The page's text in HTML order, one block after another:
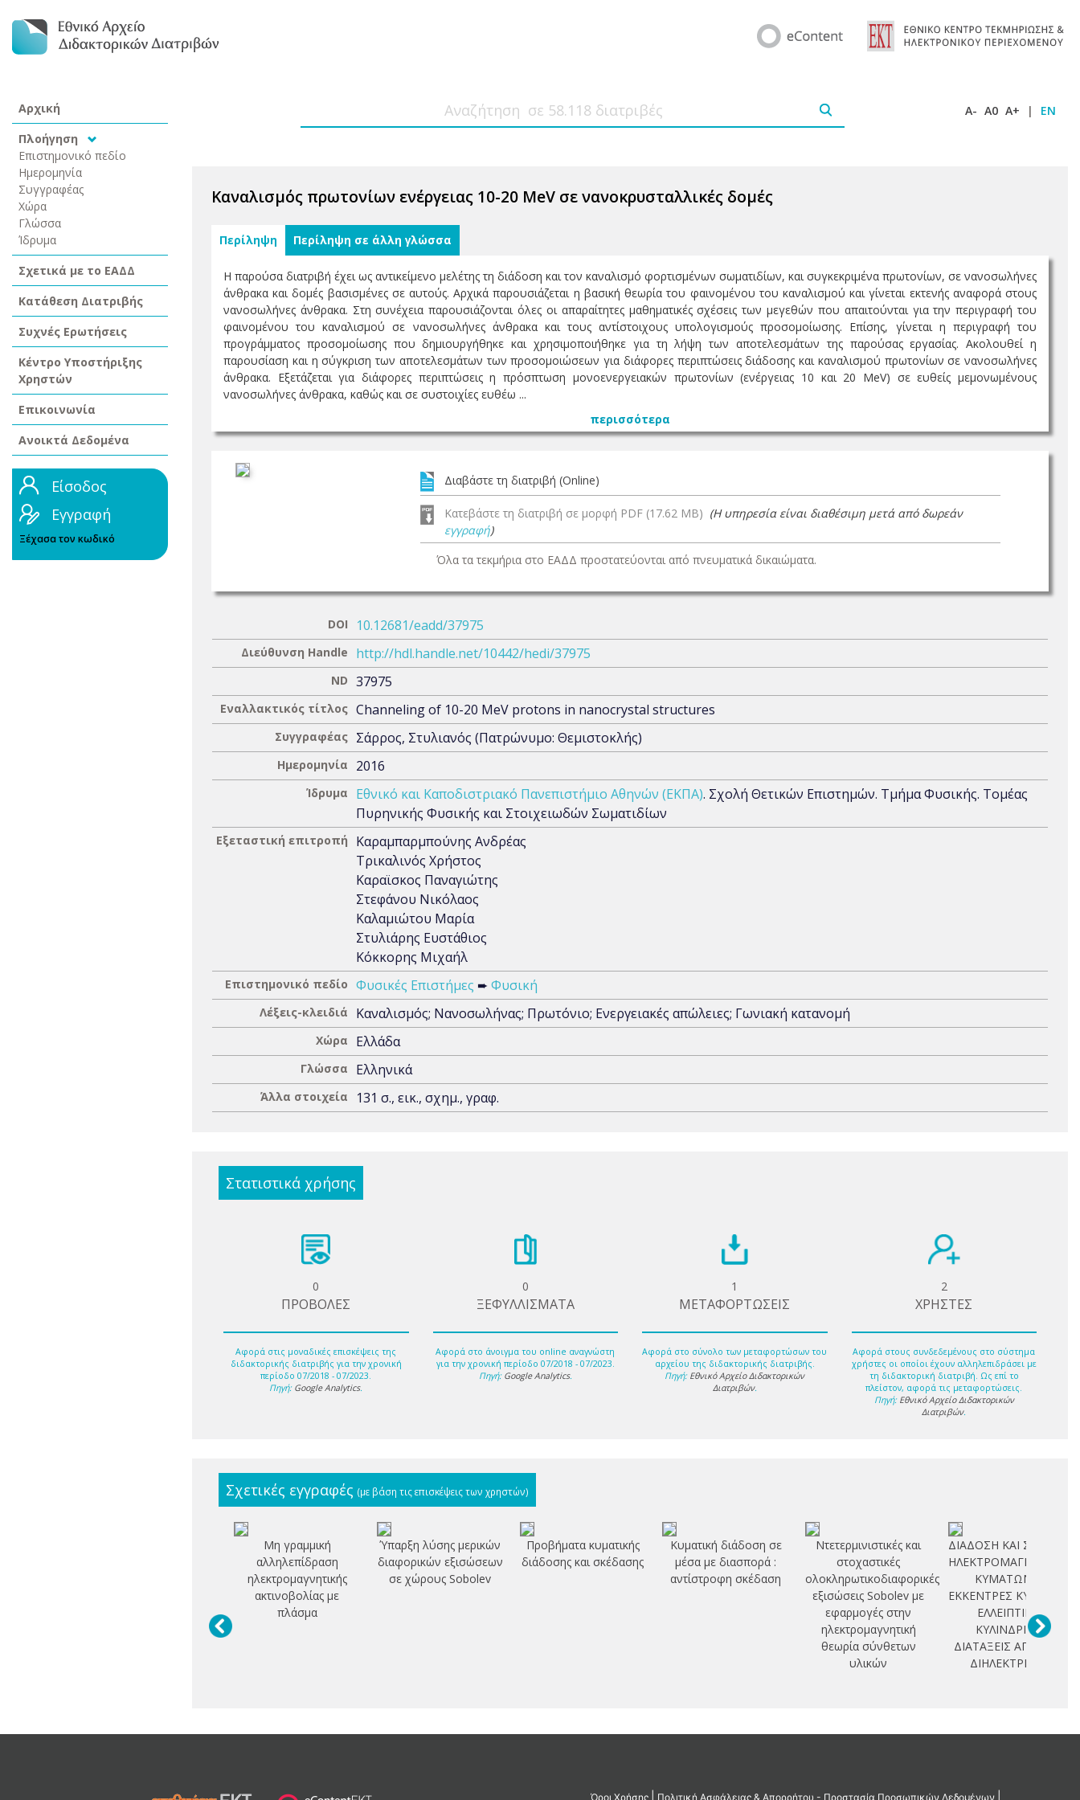
Αρχική
Πλοήγηση
Επιστημονικό πεδίο
Ημερομηνία
Συγγραφέας
Χώρα
Γλώσσα
Ίδρυμα
Σχετικά με το ΕΑΔΔ
Κατάθεση Διατριβής
Συχνές Ερωτήσεις
Κέντρο Υποστήριξης
Χρηστών
Επικοινωνία
Ανοικτά Δεδομένα
Είσοδος
Εγγραφή
Ξέχασα τον κωδικό
A- A0 A+ | EN
Καναλισμός πρωτονίων ενέργειας 10-20 MeV σε νανοκρυσταλλικές δομές
Περίληψη Περίληψη σε άλλη γλώσσα
Η παρούσα διατριβή έχει ως αντικείμενο μελέτης τη διάδοση και τον καναλισμό φορτισμένων σωματιδίων, και συγκεκριμένα πρωτονίων, σε νανοσωλήνες
άνθρακα και δομές βασισμένες σε αυτούς. Αρχικά παρουσιάζεται η βασική θεωρία του φαινομένου του καναλισμού και γίνεται εκτενής αναφορά στους
νανοσωλήνες άνθρακα. Στη συνέχεια παρουσιάζονται όλες οι απαραίτητες μαθηματικές σχέσεις των μεγεθών που απαιτούνται για την περιγραφή του
φαινομένου του καναλισμού σε νανοσωλήνες άνθρακα και τους αντίστοιχους υπολογισμούς προσομοίωσης. Επίσης, γίνεται η περιγραφή του
προγράμματος προσομοίωσης που δημιουργήθηκε και χρησιμοποιήθηκε για τη λήψη των αποτελεσμάτων της παρούσας εργασίας. Ακολουθεί η
παρουσίαση και η σύγκριση των αποτελεσμάτων των προσομοιώσεων για διάφορες περιπτώσεις διάδοσης και καναλισμού πρωτονίων σε νανοσωλήνες
άνθρακα. Εξετάζεται για διάφορες περιπτώσεις η πρόσπτωση μονοενεργειακών πρωτονίων (ενέργειας 10 και 20 MeV) σε ευθείς μεμονωμένους
νανοσωλήνες άνθρακα, καθώς και σε συστοιχίες ευθέω ...
περισσότερα
Διαβάστε τη διατριβή (Online)
Κατεβάστε τη διατριβή σε μορφή PDF (17.62 MB) (Η υπηρεσία είναι διαθέσιμη μετά από δωρεάν
εγγραφή)
Όλα τα τεκμήρια στο ΕΑΔΔ προστατεύονται από πνευματικά δικαιώματα.
DOI 10.12681/eadd/37975
Διεύθυνση Handle http://hdl.handle.net/10442/hedi/37975
ND 37975
Εναλλακτικός τίτλος Channeling of 10-20 MeV protons in nanocrystal structures
Συγγραφέας Σάρρος, Στυλιανός (Πατρώνυμο: Θεμιστοκλής)
Ημερομηνία 2016
Ίδρυμα Εθνικό και Καποδιστριακό Πανεπιστήμιο Αθηνών (ΕΚΠΑ). Σχολή Θετικών Επιστημών. Τμήμα Φυσικής. Τομέας
Πυρηνικής Φυσικής και Στοιχειωδών Σωματιδίων
Εξεταστική επιτροπή
Καραμπαρμπούνης Ανδρέας
Τρικαλινός Χρήστος
Καραϊσκος Παναγιώτης
Στεφάνου Νικόλαος
Καλαμιώτου Μαρία
Στυλιάρης Ευστάθιος
Κόκκορης Μιχαήλ
Επιστημονικό πεδίο Φυσικές Επιστήμες ➨ Φυσική
Λέξεις-κλειδιά Καναλισμός; Νανοσωλήνας; Πρωτόνιο; Ενεργειακές απώλειες; Γωνιακή κατανομή
Χώρα Ελλάδα
Γλώσσα Ελληνικά
Άλλα στοιχεία 131 σ., εικ., σχημ., γραφ.
Στατιστικά χρήσης
0
ΠΡΟΒΟΛΕΣ
Αφορά στις μοναδικές επισκέψεις της
διδακτορικής διατριβής για την χρονική
περίοδο 07/2018 - 07/2023.
Πηγή: Google Analytics.
0
ΞΕΦΥΛΛΙΣΜΑΤΑ
Αφορά στο άνοιγμα του online αναγνώστη
για την χρονική περίοδο 07/2018 - 07/2023.
Πηγή: Google Analytics.
1
ΜΕΤΑΦΟΡΤΩΣΕΙΣ
Αφορά στο σύνολο των μεταφορτώσων του
αρχείου της διδακτορικής διατριβής.
Πηγή: Εθνικό Αρχείο Διδακτορικών
Διατριβών.
2
ΧΡΗΣΤΕΣ
Αφορά στους συνδεδεμένους στο σύστημα
χρήστες οι οποίοι έχουν αλληλεπιδράσει με
τη διδακτορική διατριβή. Ως επί το
πλείστον, αφορά τις μεταφορτώσεις.
Πηγή: Εθνικό Αρχείο Διδακτορικών
Διατριβών.
Σχετικές εγγραφές (με βάση τις επισκέψεις των χρηστών)
Μη γραμμική
αλληλεπίδραση
ηλεκτρομαγνητικής
ακτινοβολίας με
πλάσμα
Ύπαρξη λύσης μερικών
διαφορικών εξισώσεων
σε χώρους Sobolev
Προβήματα κυματικής
διάδοσης και σκέδασης
Κυματική διάδοση σε
μέσα με διασπορά :
αντίστροφη σκέδαση
Ντετερμινιστικές και
στοχαστικές
ολοκληρωτικοδιαφορικές
εξισώσεις Sobolev με
εφαρμογές στην
ηλεκτρομαγνητική
θεωρία σύνθετων
υλικών
ΔΙΑΔΟΣΗ ΚΑΙ ΣΚΕΔΑΣΗ
ΗΛΕΚΤΡΟΜΑΓΝΗΤΙΚΩΝ
ΚΥΜΑΤΩΝ ΣΕ
ΕΚΚΕΝΤΡΕΣ ΚΥΚΛΙΚΕΣ -
ΕΛΛΕΙΠΤΙΚΕΣ
ΚΥΛΙΝΔΡΙΚΕΣ
ΔΙΑΤΑΞΕΙΣ ΑΓΩΓΩΝ -
ΔΙΗΛΕΚΤΡΙΚΩΝ